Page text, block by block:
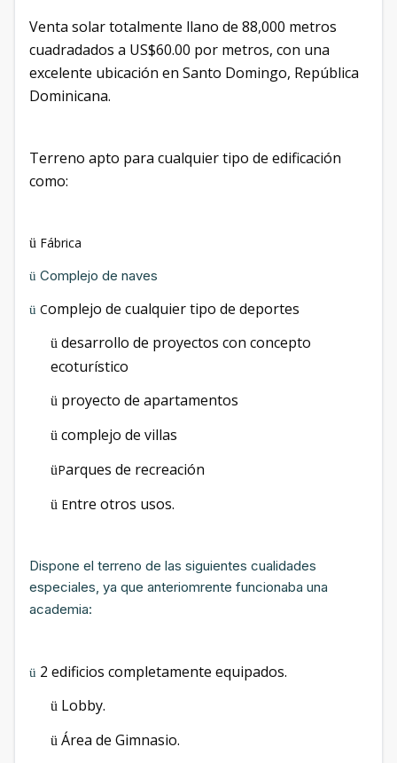
Venta solar totalmente llano de 88,000 metros
cuadradados a US$60.00 por metros, con una
excelente ubicación en Santo Domingo, República
Dominicana.
Terreno apto para cualquier tipo de edificación
como:
ü Fábrica
ü Complejo de naves
ü Complejo de cualquier tipo de deportes
ü desarrollo de proyectos con concepto
ecoturístico
ü proyecto de apartamentos
ü complejo de villas
üParques de recreación
ü Entre otros usos.
Dispone el terreno de las siguientes cualidades
especiales, ya que anteriomrente funcionaba una
academia:
ü 2 edificios completamente equipados.
ü Lobby.
ü Área de Gimnasio.